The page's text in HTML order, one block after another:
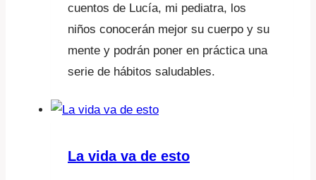
cuentos de Lucía, mi pediatra, los
niños conocerán mejor su cuerpo y su
mente y podrán poner en práctica una
serie de hábitos saludables.
La vida va de esto